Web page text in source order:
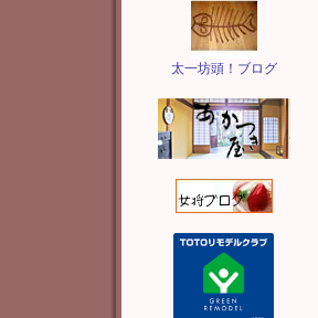
太一坊頭！ブログ